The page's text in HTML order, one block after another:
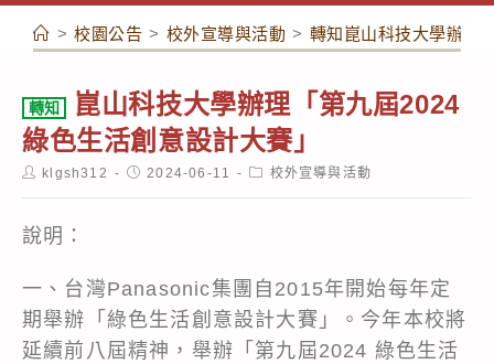
容
> 校園公告 > 校外宣導與活動 > 轉知崑山科技大學辦理
轉知
崑山科技大學辦理「第九屆2024
綠色生活創意設計大賽」
Postklgsh312
Post2024-06-11
Post校外宣導與活動
說明：
一、台灣Panasonic集團自2015年開始每年定
期舉辦「綠色生活創意設計大賽」。今年本校將
延續前八屆精神，舉辦「第九屆2024 綠色生活